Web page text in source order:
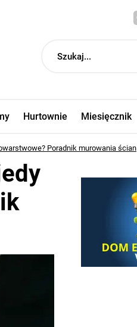
Hurtownie Miesięcznik
Poradnik murowania ścian